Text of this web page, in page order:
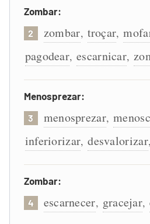
Zombar:
2 zombar, troçar,
pagodear, escarnicar,
Menosprezar:
3 menosprezar,
inferiorizar, desvalorizar,
Zombar:
4 escarnecer, gracejar,